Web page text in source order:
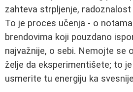
zahteva strpljenje,
To je proces učenja - o
brendovima koji pouzdano
najvažnije, o sebi. Nemojte se
želje da eksperimentišete; to
usmerite tu energiju ka